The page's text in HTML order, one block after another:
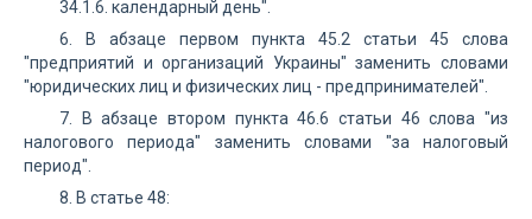
34.1.6. календарный день".
6. В абзаце первом пункта 45.2 статьи 45 слова
"предприятий и организаций Украины" заменить словами
"юридических лиц и физических лиц - предпринимателей".
7. В абзаце втором пункта 46.6 статьи 46 слова "из
налогового периода" заменить словами "за налоговый
период".
8. В статье 48: